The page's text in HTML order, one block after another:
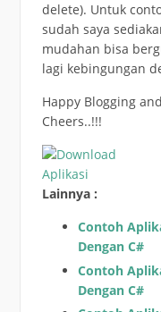
delete). Untuk
sudah saya
mudahan bisa
lagi kebingungan
Happy Blogging
Cheers..!!!
Lainnya :
Contoh
Dengan C#
Contoh
Dengan C#